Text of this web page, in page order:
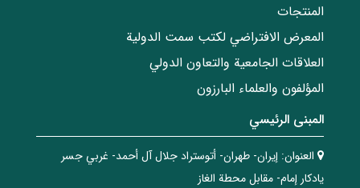
المنتجات
المعرض الافتراضي لكتب سمت الدولية
العلاقات الجامعیة والتعاون الدولي
المؤلفون والعلماء البارزون
المبنی الرئيسي
العنوان: إيران- طهران- أتوستراد جلال آل أحمد- غربي جسر
يادكار إمام- مقابل محطة الغاز